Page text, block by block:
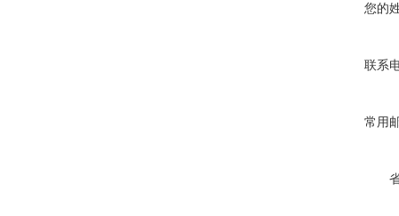
您的
联系
常用